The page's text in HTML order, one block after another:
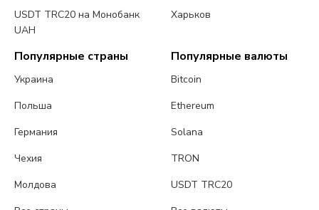
USDT TRC20 на Монобанк
UAH
Харьков
Популярные страны
Украина
Польша
Германия
Чехия
Молдова
Популярные валюты
Bitcoin
Ethereum
Solana
TRON
USDT TRC20